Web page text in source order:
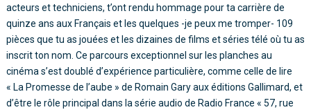
acteurs et techniciens, t’ont rendu hommage pour ta carrière de
quinze ans aux Français et les quelques -je peux me tromper- 109
pièces que tu as jouées et les dizaines de films et séries télé où tu as
inscrit ton nom. Ce parcours exceptionnel sur les planches au
cinéma s’est doublé d’expérience particulière, comme celle de lire
« La Promesse de l’aube » de Romain Gary aux éditions Gallimard, et
d’être le rôle principal dans la série audio de Radio France « 57, rue